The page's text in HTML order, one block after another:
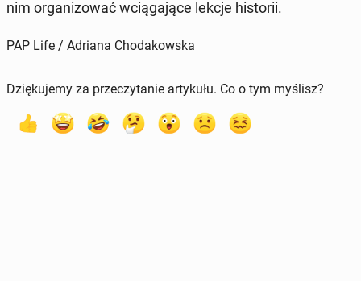
nim or­ga­ni­zo­wać wcią­ga­ją­ce lekcje hi­sto­rii.
PAP Life / Adriana Chodakowska
Dziękujemy za przeczytanie artykułu. Co o tym myślisz?